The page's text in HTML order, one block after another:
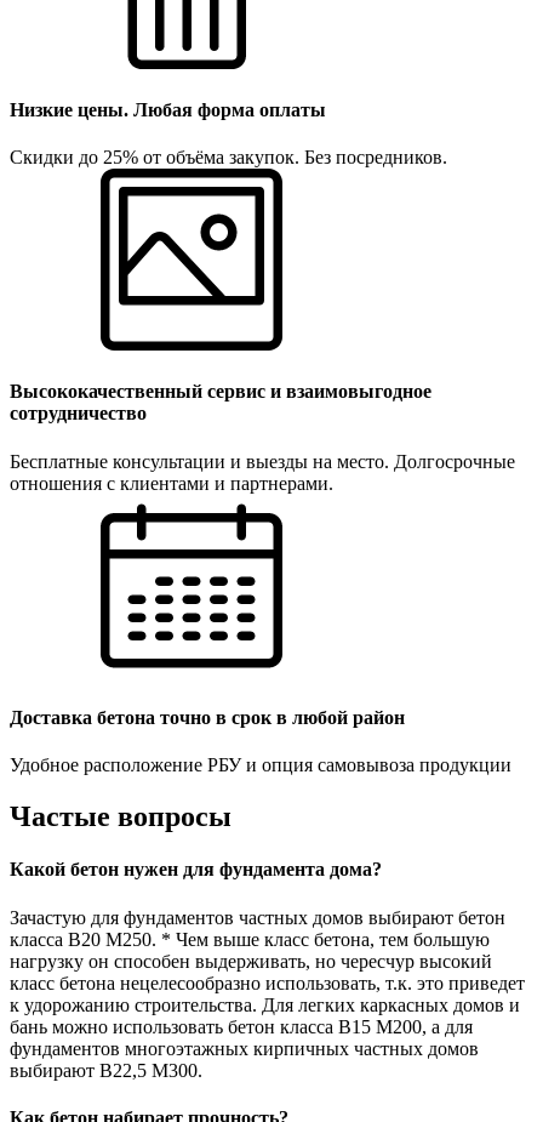
Низкие цены. Любая форма оплаты
Скидки до 25% от объёма закупок. Без посредников.
Высококачественный сервис и взаимовыгодное
сотрудничество
Бесплатные консультации и выезды на место. Долгосрочные
отношения с клиентами и партнерами.
Доставка бетона точно в срок в любой район
Удобное расположение РБУ и опция самовывоза продукции
Частые вопросы
Какой бетон нужен для фундамента дома?
Зачастую для фундаментов частных домов выбирают бетон
класса В20 М250. * Чем выше класс бетона, тем большую
нагрузку он способен выдерживать, но чересчур высокий
класс бетона нецелесообразно использовать, т.к. это приведет
к удорожанию строительства. Для легких каркасных домов и
бань можно использовать бетон класса В15 М200, а для
фундаментов многоэтажных кирпичных частных домов
выбирают В22,5 М300.
Как бетон набирает прочность?